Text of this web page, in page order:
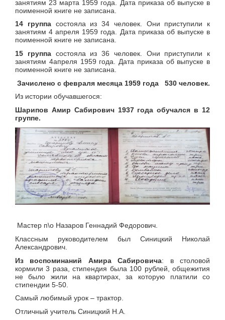
занятиям 23 марта 1959 года. Дата приказа об выпуске в
поименной книге не записана.
14 группа состояла из 34 человек. Они приступили к
занятиям 4 апреля 1959 года. Дата приказа об выпуске в
поименной книге не записана.
15 группа состояла из 36 человек. Они приступили к
занятиям 4апреля 1959 года. Дата приказа об выпуске в
поименной книге не записана.
Зачислено с февраля месяца 1959 года 530 человек.
Из истории обучавшегося:
Шарипов Амир Сабирович 1937 года обучался в 12
группе.
Мастер п\о Назаров Геннадий Федорович.
Классным руководителем был Синицкий Николай
Александрович.
Из воспоминаний Амира Сабировича: в столовой
кормили 3 раза, стипендия была 100 рублей, общежития
не было жили на квартирах, за которую платили со
стипендии 5-50.
Самый любимый урок – трактор.
Отличный учитель Синицкий Н.А.